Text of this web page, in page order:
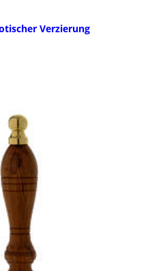
Verzierung